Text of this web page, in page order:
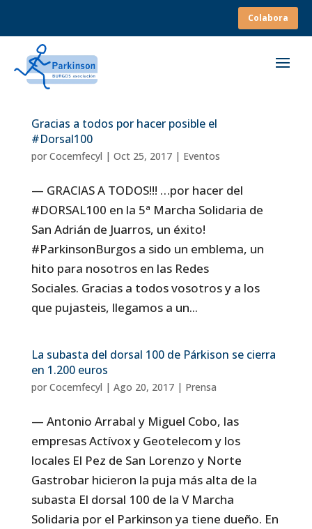
Colabora
Gracias a todos por hacer posible el
#Dorsal100
por Cocemfecyl | Oct 25, 2017| Eventos
— GRACIAS A TODOS!!! …por hacer del
#DORSAL100 en la 5ª Marcha Solidaria de
San Adrián de Juarros, un éxito!
#ParkinsonBurgos a sido un emblema, un
hito para nosotros en las Redes
Sociales. Gracias a todos vosotros y a los
que pujasteis, llegamos a un...
La subasta del dorsal 100 de Párkison se cierra
en 1.200 euros
por Cocemfecyl | Ago 20, 2017| Prensa
— Antonio Arrabal y Miguel Cobo, las
empresas Actívox y Geotelecom y los
locales El Pez de San Lorenzo y Norte
Gastrobar hicieron la puja más alta de la
subasta El dorsal 100 de la V Marcha
Solidaria por el Parkinson ya tiene dueño. En